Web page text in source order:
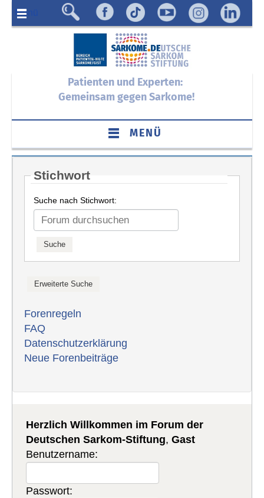
Menü
Patienten und Experten:
Gemeinsam gegen Sarkome!
MENÜ
Stichwort
Suche nach Stichwort:
Forenregeln
FAQ
Datenschutzerklärung
Neue Forenbeiträge
Herzlich Willkommen im Forum der
Deutschen Sarkom-Stiftung,Gast
Benutzername:
Passwort: